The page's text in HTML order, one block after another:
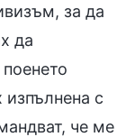
за да
да
с
че ме